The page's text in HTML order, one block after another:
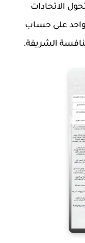
الاتحادات
واحد على حساب
الشريفة.